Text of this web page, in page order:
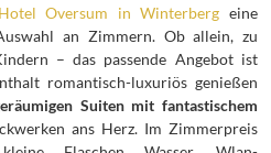
Hotel Oversum in Winterberg eine
an Zimmern. Ob allein, zu
– das passende Angebot ist
romantisch-luxuriös genießen
Suiten mit fantastischem
ans Herz. Im Zimmerpreis